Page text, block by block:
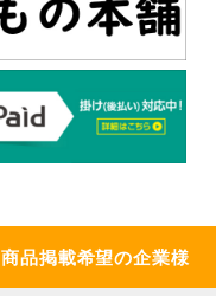
商品掲載希望の企業様